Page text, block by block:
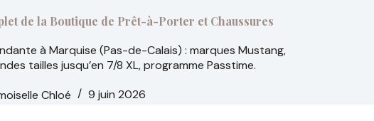
de la Boutique de Prêt-à-Porter et Chaussures
à Marquise (Pas-de-Calais) : marques Mustang,
tailles jusqu’en 7/8 XL, programme Passtime.
Chloé
9 juin 2026